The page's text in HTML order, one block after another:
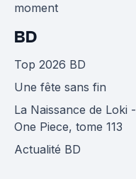
moment
BD
Top 2026 BD
Une fête sans fin
La Naissance de Loki -
One Piece, tome 113
Actualité BD